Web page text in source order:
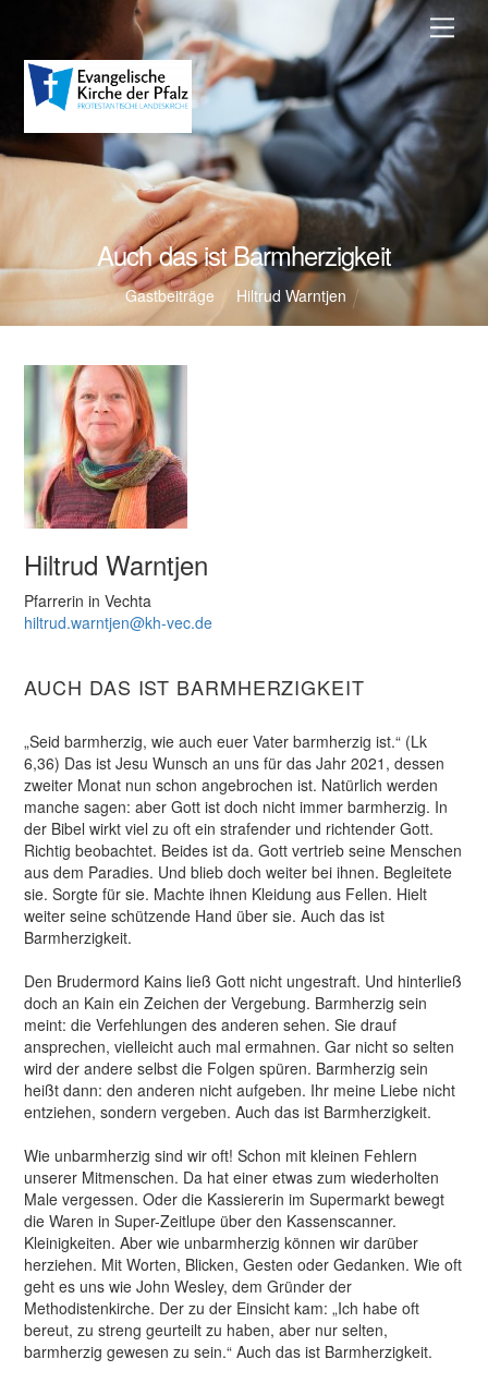
Auch das ist Barmherzigkeit
Gastbeiträge Hiltrud Warntjen
Hiltrud Warntjen
Pfarrerin in Vechta
hiltrud.warntjen@kh-vec.de
AUCH DAS IST BARMHERZIGKEIT
„Seid barmherzig, wie auch euer Vater barmherzig ist.“ (Lk
6,36) Das ist Jesu Wunsch an uns für das Jahr 2021, dessen
zweiter Monat nun schon angebrochen ist. Natürlich werden
manche sagen: aber Gott ist doch nicht immer barmherzig. In
der Bibel wirkt viel zu oft ein strafender und richtender Gott.
Richtig beobachtet. Beides ist da. Gott vertrieb seine Menschen
aus dem Paradies. Und blieb doch weiter bei ihnen. Begleitete
sie. Sorgte für sie. Machte ihnen Kleidung aus Fellen. Hielt
weiter seine schützende Hand über sie. Auch das ist
Barmherzigkeit.
Den Brudermord Kains ließ Gott nicht ungestraft. Und hinterließ
doch an Kain ein Zeichen der Vergebung. Barmherzig sein
meint: die Verfehlungen des anderen sehen. Sie drauf
ansprechen, vielleicht auch mal ermahnen. Gar nicht so selten
wird der andere selbst die Folgen spüren. Barmherzig sein
heißt dann: den anderen nicht aufgeben. Ihr meine Liebe nicht
entziehen, sondern vergeben. Auch das ist Barmherzigkeit.
Wie unbarmherzig sind wir oft! Schon mit kleinen Fehlern
unserer Mitmenschen. Da hat einer etwas zum wiederholten
Male vergessen. Oder die Kassiererin im Supermarkt bewegt
die Waren in Super-Zeitlupe über den Kassenscanner.
Kleinigkeiten. Aber wie unbarmherzig können wir darüber
herziehen. Mit Worten, Blicken, Gesten oder Gedanken. Wie oft
geht es uns wie John Wesley, dem Gründer der
Methodistenkirche. Der zu der Einsicht kam: „Ich habe oft
bereut, zu streng geurteilt zu haben, aber nur selten,
barmherzig gewesen zu sein.“ Auch das ist Barmherzigkeit.